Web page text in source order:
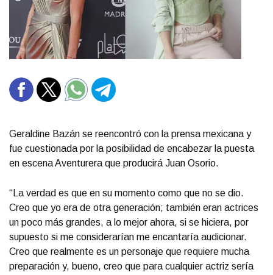
Geraldine Bazán se reencontró con la prensa mexicana y
fue cuestionada por la posibilidad de encabezar la puesta
en escena Aventurera que producirá Juan Osorio.
“La verdad es que en su momento como que no se dio.
Creo que yo era de otra generación; también eran actrices
un poco más grandes, a lo mejor ahora, si se hiciera, por
supuesto si me considerarían me encantaría audicionar.
Creo que realmente es un personaje que requiere mucha
preparación y, bueno, creo que para cualquier actriz sería